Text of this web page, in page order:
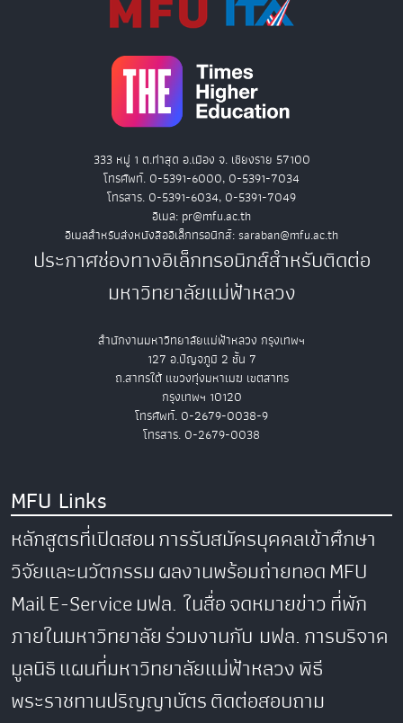
333 หมู่ 1 ต.ท่าสุด อ.เมือง จ. เชียงราย 57100
โทรศัพท์. 0-5391-6000, 0-5391-7034
โทรสาร. 0-5391-6034, 0-5391-7049
อีเมล: pr@mfu.ac.th
อีเมลสำหรับส่งหนังสืออิเล็กทรอนิกส์: saraban@mfu.ac.th
ประกาศช่องทางอิเล็กทรอนิกส์สำหรับติดต่อ
มหาวิทยาลัยแม่ฟ้าหลวง
สำนักงานมหาวิทยาลัยแม่ฟ้าหลวง กรุงเทพฯ
127 อ.ปัญจภูมิ 2 ชั้น 7
ถ.สาทรใต้ แขวงทุ่งมหาเมฆ เขตสาทร
กรุงเทพฯ 10120
โทรศัพท์. 0-2679-0038-9
โทรสาร. 0-2679-0038
MFU Links
หลักสูตรที่เปิดสอนการรับสมัครบุคคลเข้าศึกษา
วิจัยและนวัตกรรมผลงานพร้อมถ่ายทอดMFU
MailE-Serviceมฟล. ในสื่อจดหมายข่าวที่พัก
ภายในมหาวิทยาลัยร่วมงานกับ มฟล.การบริจาค
มูลนิธิแผนที่มหาวิทยาลัยแม่ฟ้าหลวงพิธี
พระราชทานปริญญาบัตรติดต่อสอบถาม